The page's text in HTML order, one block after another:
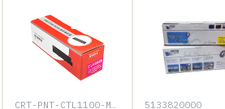
CRT-PNT-CTL1100-M-GRFT
5133820000